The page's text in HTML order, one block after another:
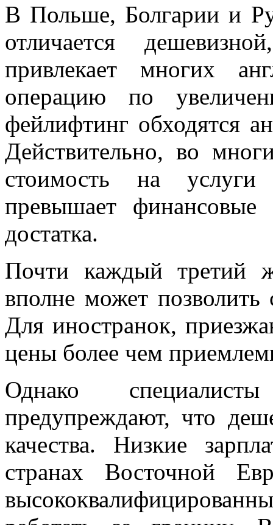
В Польше, Болгарии и
отличается
привлекает многих
операцию по
фейлифтинг обходятся
Действительно, во
стоимость на услуги
превышает финансовые
достатка.
Почти каждый третий
вполне может позволить
Для иностранок,
цены более чем
Однако
предупреждают, что
качества. Низкие
странах Восточной